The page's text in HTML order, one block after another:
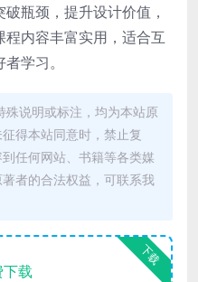
瓶颈，提升设计价值，
内容丰富实用，适合互
学习。
殊说明或标注，均为本站原
得本站同意时，禁止复
任何网站、书籍等各类媒
者的合法权益，可联系我
下载
载